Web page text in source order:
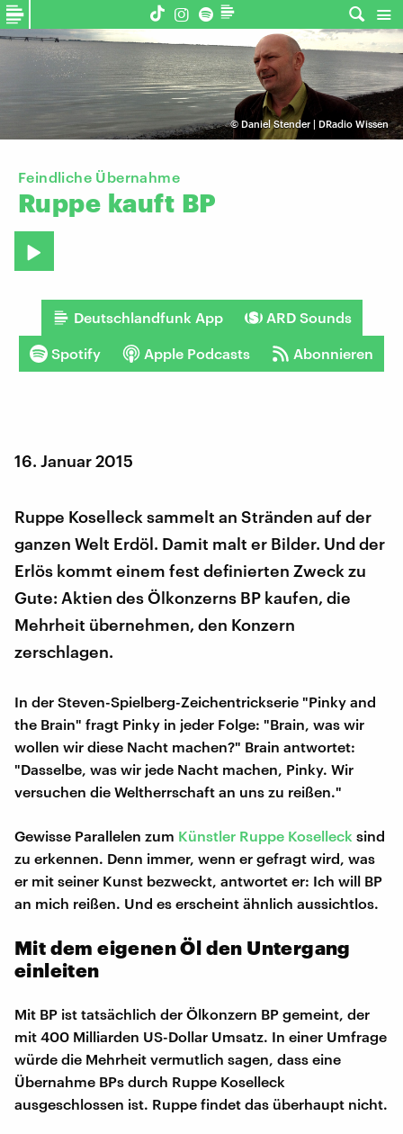
© Daniel Stender | DRadio Wissen
Feindliche Übernahme
Ruppe kauft BP
Deutschlandfunk App ARD Sounds
Spotify Apple Podcasts Abonnieren
16. Januar 2015
Ruppe Koselleck sammelt an Stränden auf der
ganzen Welt Erdöl. Damit malt er Bilder. Und der
Erlös kommt einem fest definierten Zweck zu
Gute: Aktien des Ölkonzerns BP kaufen, die
Mehrheit übernehmen, den Konzern
zerschlagen.
In der Steven-Spielberg-Zeichentrickserie "Pinky and
the Brain" fragt Pinky in jeder Folge: "Brain, was wir
wollen wir diese Nacht machen?" Brain antwortet:
"Dasselbe, was wir jede Nacht machen, Pinky. Wir
versuchen die Weltherrschaft an uns zu reißen."
Gewisse Parallelen zum Künstler Ruppe Koselleck sind
zu erkennen. Denn immer, wenn er gefragt wird, was
er mit seiner Kunst bezweckt, antwortet er: Ich will BP
an mich reißen. Und es erscheint ähnlich aussichtlos.
Mit dem eigenen Öl den Untergang
einleiten
Mit BP ist tatsächlich der Ölkonzern BP gemeint, der
mit 400 Milliarden US-Dollar Umsatz. In einer Umfrage
würde die Mehrheit vermutlich sagen, dass eine
Übernahme BPs durch Ruppe Koselleck
ausgeschlossen ist. Ruppe findet das überhaupt nicht.